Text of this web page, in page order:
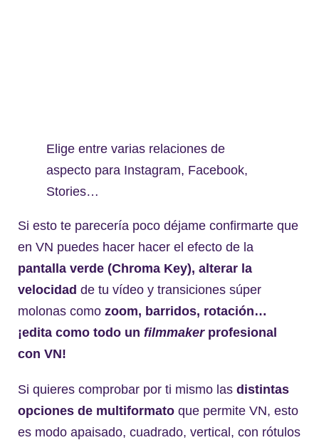
Elige entre varias relaciones de
aspecto para Instagram, Facebook,
Stories…
Si esto te parecería poco déjame confirmarte que
en VN puedes hacer hacer el efecto de la
pantalla verde (Chroma Key), alterar la
velocidad de tu vídeo y transiciones súper
molonas como zoom, barridos, rotación…
¡edita como todo un filmmakerprofesional
con VN!
Si quieres comprobar por ti mismo las distintas
opciones de multiformato que permite VN, esto
es modo apaisado, cuadrado, vertical, con rótulos